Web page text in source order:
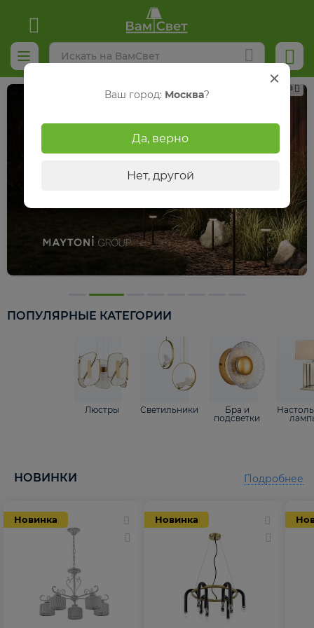
Реклама
ПОПУЛЯРНЫЕ КАТЕГОРИИ
Люстры Светильники
Бра и
подсветки
НОВИНКИ
Новинка Новинка
Подробнее
Ваш город: Москва?
Да, верно
Нет, другой